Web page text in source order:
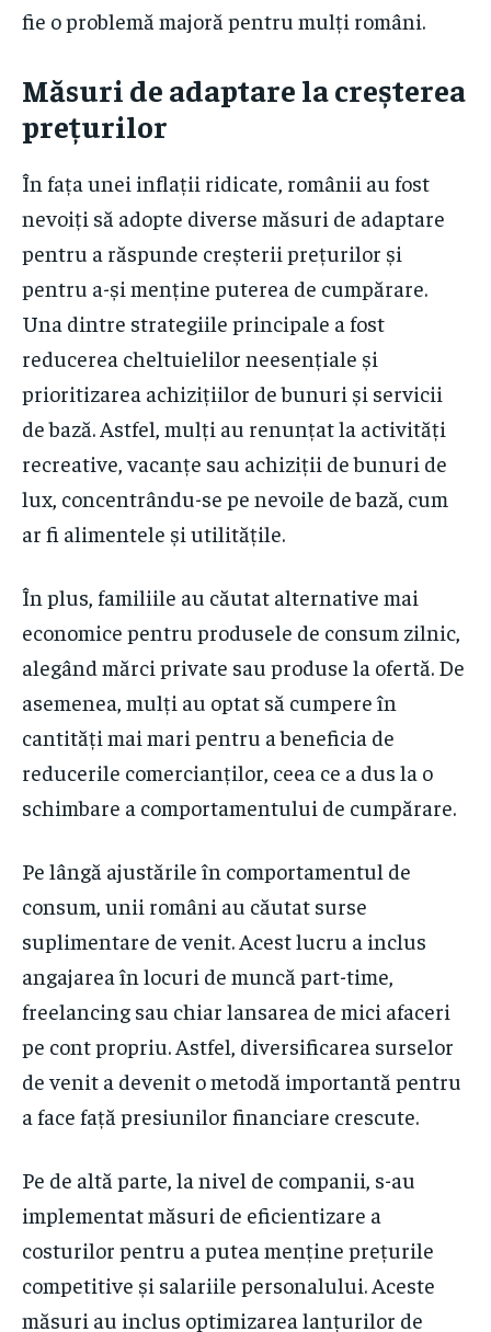
fie o problemă majoră pentru mulți români.
Măsuri de adaptare la creșterea
prețurilor
În fața unei inflații ridicate, românii au fost
nevoiți să adopte diverse măsuri de adaptare
pentru a răspunde creșterii prețurilor și
pentru a-și menține puterea de cumpărare.
Una dintre strategiile principale a fost
reducerea cheltuielilor neesențiale și
prioritizarea achizițiilor de bunuri și servicii
de bază. Astfel, mulți au renunțat la activități
recreative, vacanțe sau achiziții de bunuri de
lux, concentrându-se pe nevoile de bază, cum
ar fi alimentele și utilitățile.
În plus, familiile au căutat alternative mai
economice pentru produsele de consum zilnic,
alegând mărci private sau produse la ofertă. De
asemenea, mulți au optat să cumpere în
cantități mai mari pentru a beneficia de
reducerile comercianților, ceea ce a dus la o
schimbare a comportamentului de cumpărare.
Pe lângă ajustările în comportamentul de
consum, unii români au căutat surse
suplimentare de venit. Acest lucru a inclus
angajarea în locuri de muncă part-time,
freelancing sau chiar lansarea de mici afaceri
pe cont propriu. Astfel, diversificarea surselor
de venit a devenit o metodă importantă pentru
a face față presiunilor financiare crescute.
Pe de altă parte, la nivel de companii, s-au
implementat măsuri de eficientizare a
costurilor pentru a putea menține prețurile
competitive și salariile personalului. Aceste
măsuri au inclus optimizarea lanțurilor de